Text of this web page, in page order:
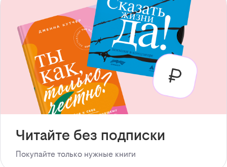
Читайте без подписки
Покупайте только нужные книги